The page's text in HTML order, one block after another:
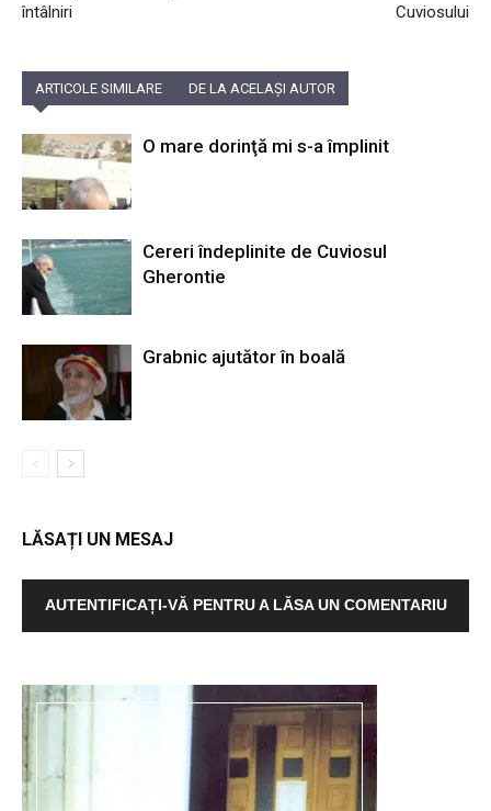
întâlniri
Cuviosului
ARTICOLE SIMILARE DE LA ACELAȘI AUTOR
O mare dorinţă mi s-a împlinit
Cereri îndeplinite de Cuviosul
Gherontie
Grabnic ajutător în boală
LĂSAȚI UN MESAJ
AUTENTIFICAȚI-VĂ PENTRU A LĂSA UN COMENTARIU